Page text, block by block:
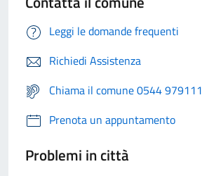
Leggi le domande frequenti
Richiedi Assistenza
Chiama il comune 0544 979111
Prenota un appuntamento
Problemi in città